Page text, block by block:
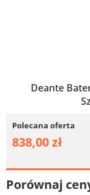
Deante
Polecana oferta
838,00 zł
Porównaj